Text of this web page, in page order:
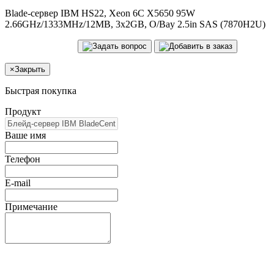
Blade-сервер IBM HS22, Xeon 6C X5650 95W
2.66GHz/1333MHz/12MB, 3x2GB, O/Bay 2.5in SAS (7870H2U)
×Закрыть
Быстрая покупка
Продукт
Ваше имя
Телефон
E-mail
Примечание